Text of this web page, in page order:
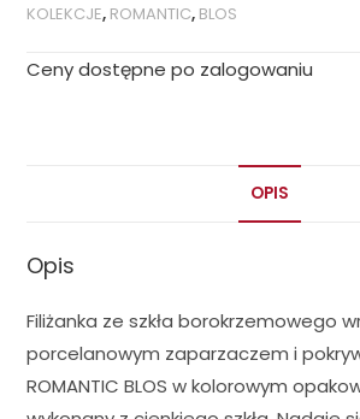
KOLEKCJE, ROMANTIC, BLOS
Ceny dostępne po zalogowaniu
OPIS
Opis
Filiżanka ze szkła borokrzemowego
porcelanowym zaparzaczem i
ROMANTIC BLOS w kolorowym